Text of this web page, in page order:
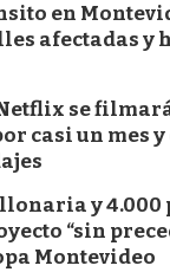
en
afectadas y
se
casi un mes
y 4.000
“sin
Montevideo